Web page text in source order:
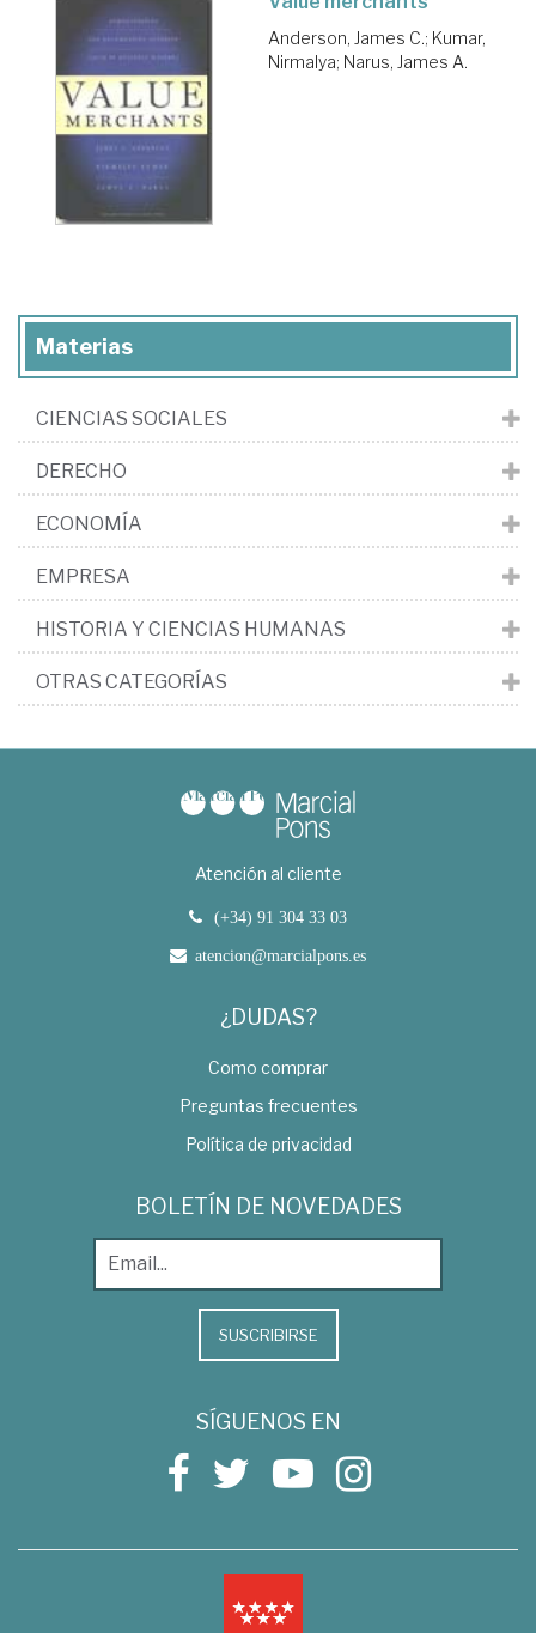
Anderson, James C.; Kumar,
Nirmalya; Narus, James A.
Materias
CIENCIAS SOCIALES
DERECHO
ECONOMÍA
EMPRESA
HISTORIA Y CIENCIAS HUMANAS
OTRAS CATEGORÍAS
Atención al cliente
(+34) 91 304 33 03
atencion@marcialpons.es
¿DUDAS?
Como comprar
Preguntas frecuentes
Política de privacidad
BOLETÍN DE NOVEDADES
SUSCRIBIRSE
SÍGUENOS EN